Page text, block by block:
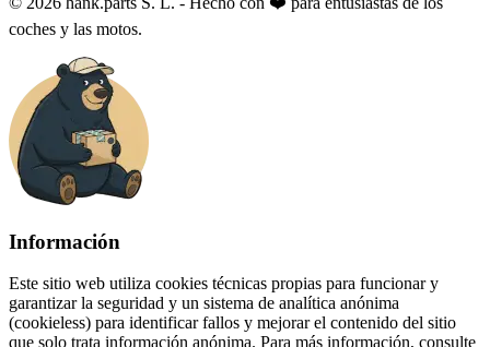
coches y las motos.
Información
Este sitio web utiliza cookies técnicas propias para funcionar y
garantizar la seguridad y un sistema de analítica anónima
(cookieless) para identificar fallos y mejorar el contenido del sitio
que solo trata información anónima. Para más información, consulte